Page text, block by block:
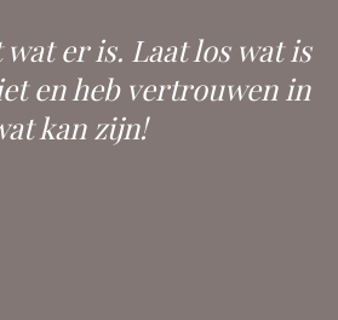
er is. Laat los wat is
en heb vertrouwen in
kan zijn!